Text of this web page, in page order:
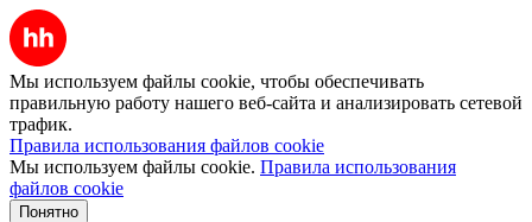
Мы используем файлы cookie, чтобы обеспечивать
правильную работу нашего веб-сайта и анализировать сетевой
трафик.
Правила использования файлов cookie
Мы используем файлы cookie. Правила использования
файлов cookie
Понятно